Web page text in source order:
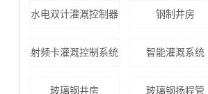
水电双计灌溉控制器 钢制井房
射频卡灌溉控制系统 智能灌溉系统
玻璃钢井房 玻璃钢扬程管